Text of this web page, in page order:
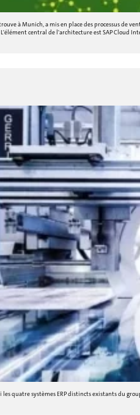
à Munich, a mis en place des processus de
central de l'architecture est SAP Cloud
les quatre systèmes ERP distincts existants du